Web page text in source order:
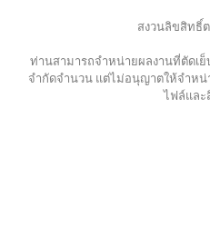
สงวนลิขสิทธิ์
ท่านสามารถจำหน่ายผลงานที่ตัดเ
จำกัดจำนวน แต่ไม่อนุญาตให้จำห
ไฟล์และ